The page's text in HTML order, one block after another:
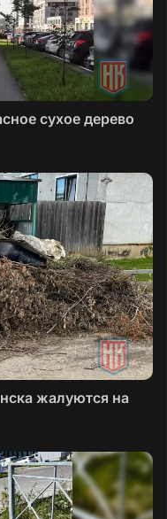
сухое дерево
жалуются на